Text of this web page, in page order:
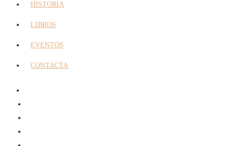
HISTORIA
LIBROS
EVENTOS
CONTACTA